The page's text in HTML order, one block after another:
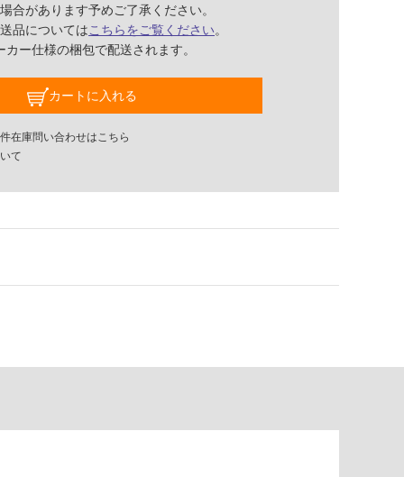
合があります予めご了承ください。
品についてはこちらをご覧ください。
ー仕様の梱包で配送されます。
カートに入れる
在庫問い合わせはこちら
て